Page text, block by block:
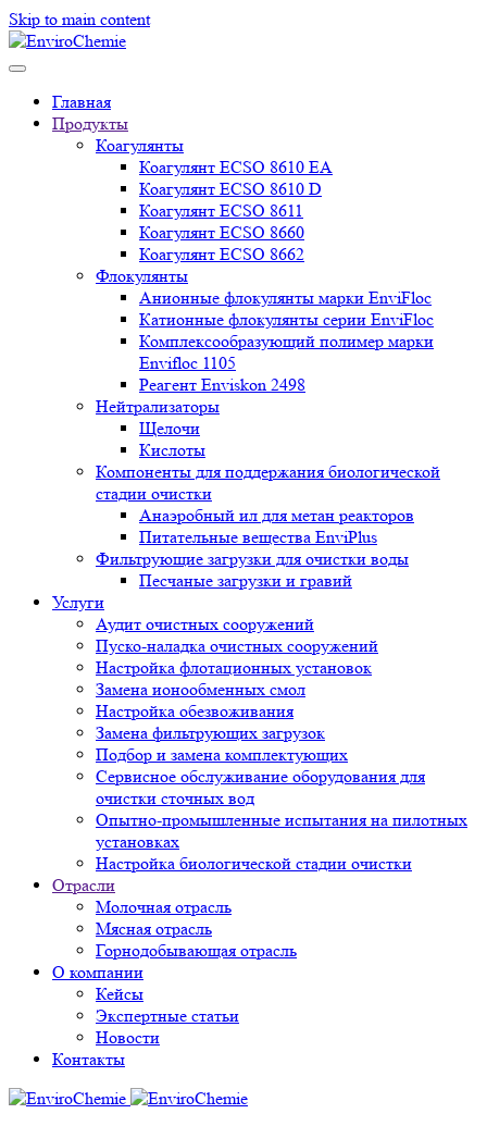
Skip to main content
Главная
Продукты
Коагулянты
Коагулянт ECSO 8610 EA
Коагулянт ECSO 8610 D
Коагулянт ECSO 8611
Коагулянт ECSO 8660
Коагулянт ECSO 8662
Флокулянты
Анионные флокулянты марки EnviFloc
Катионные флокулянты серии EnviFloc
Комплексообразующий полимер марки
Envifloc 1105
Реагент Enviskon 2498
Нейтрализаторы
Щелочи
Кислоты
Компоненты для поддержания биологической
стадии очистки
Анаэробный ил для метан реакторов
Питательные вещества EnviPlus
Фильтрующие загрузки для очистки воды
Песчаные загрузки и гравий
Услуги
Аудит очистных сооружений
Пуско-наладка очистных сооружений
Настройка флотационных установок
Замена ионообменных смол
Настройка обезвоживания
Замена фильтрующих загрузок
Подбор и замена комплектующих
Сервисное обслуживание оборудования для
очистки сточных вод
Опытно-промышленные испытания на пилотных
установках
Настройка биологической стадии очистки
Отрасли
Молочная отрасль
Мясная отрасль
Горнодобывающая отрасль
О компании
Кейсы
Экспертные статьи
Новости
Контакты